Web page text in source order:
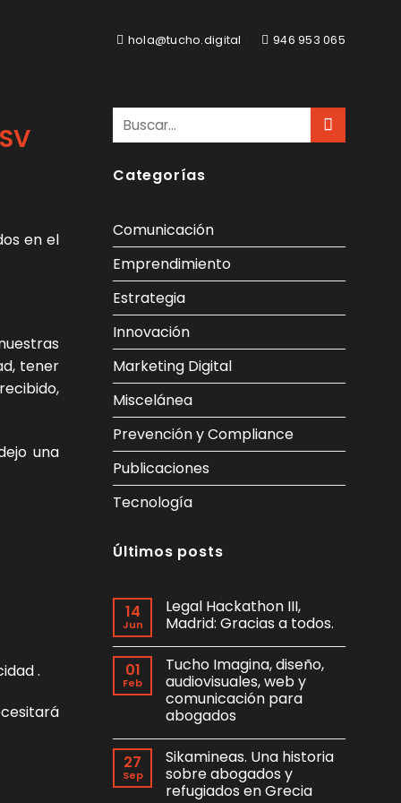
hola@tucho.digital 946 953 065
en el
tener
una
.
Categorías
Comunicación
Emprendimiento
Estrategia
Innovación
Marketing Digital
Miscelánea
Prevención y Compliance
Publicaciones
Tecnología
Últimos posts
14
Jun
Legal Hackathon III,
Madrid: Gracias a todos.
comentarios
en
Legal
Hackathon
III,
Madrid:
todos.
01
Feb
Tucho Imagina, diseño,
audiovisuales, web y
comunicación para
abogados
comentarios
en
Tucho
Imagina,
27
Sep
Sikamineas. Una historia
sobre abogados y
refugiados en Grecia